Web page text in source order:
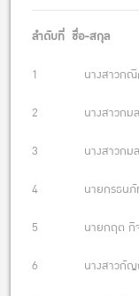
ลำดับที่ ชื่อ-สกุล
1 นางสาวกณิศ
2 นางสาวกมลก
3 นางสาวกมลชน
4 นายกรธนภัทร
5 นายกฤต กิจ
6 นางสาวกัญญา